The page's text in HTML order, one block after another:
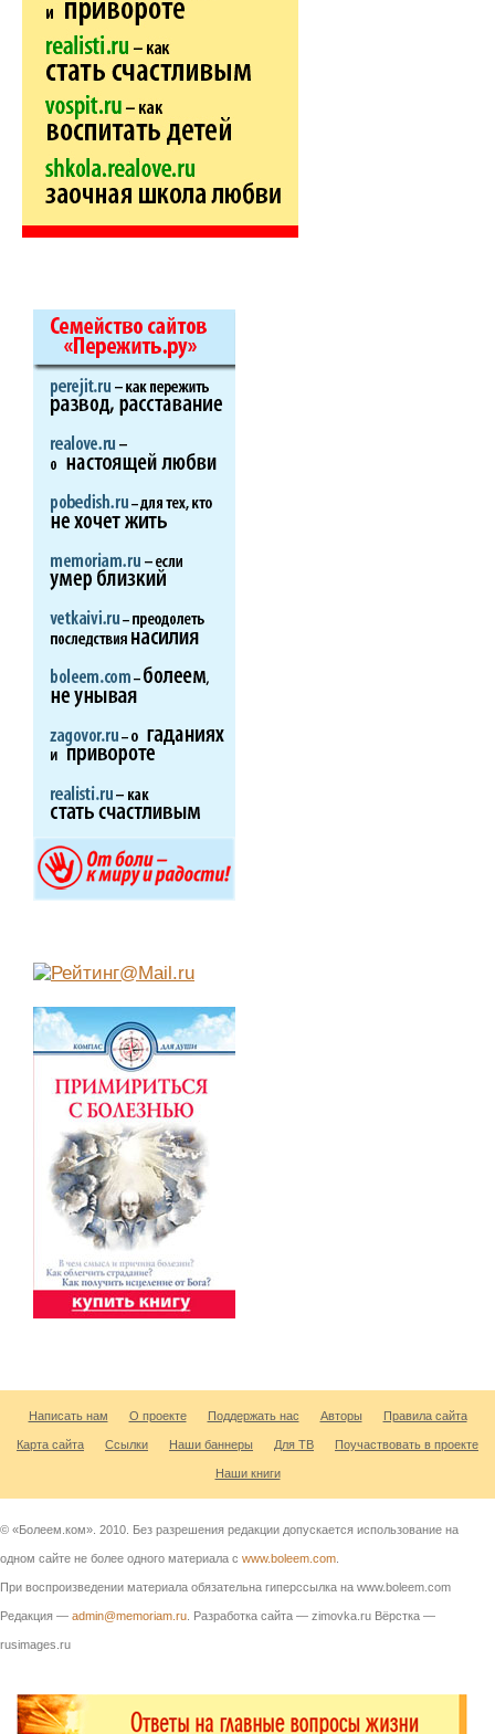
Написать нам О проекте Поддержать нас Авторы Правила сайта
Карта сайта Ссылки Наши баннеры Для ТВ Поучаствовать в проекте
Наши книги
© «Болеем.ком». 2010. Без разрешения редакции допускается использование на
одном сайте не более одного материала с www.boleem.com
При воспроизведении материала обязательна гиперссылка на www.boleem.com
Редакция — admin@memoriam.ru . Разработка сайта — zimovka.ru Вёрстка —
rusimages.ru